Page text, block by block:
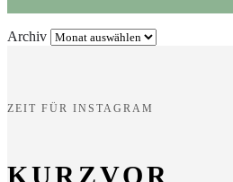
Archiv
ZEIT FÜR INSTAGRAM
KURZVOR